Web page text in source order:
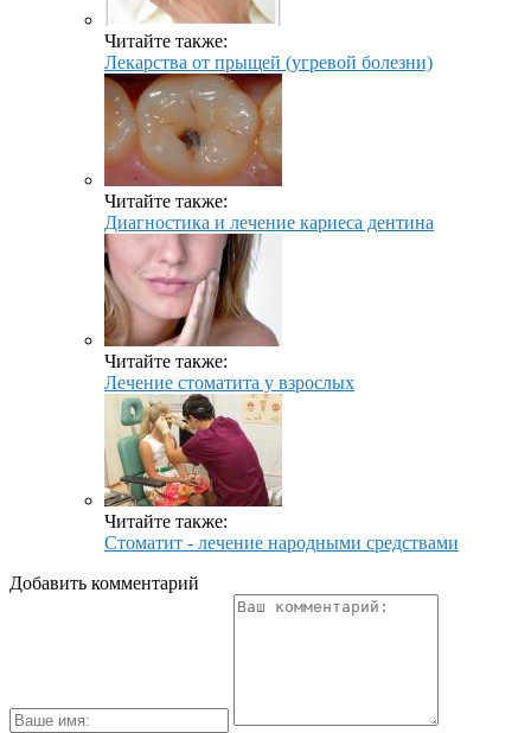
Читайте также:
Лекарства от прыщей (угревой болезни)
Читайте также:
Диагностика и лечение кариеса дентина
Читайте также:
Лечение стоматита у взрослых
Читайте также:
Стоматит - лечение народными средствами
Добавить комментарий